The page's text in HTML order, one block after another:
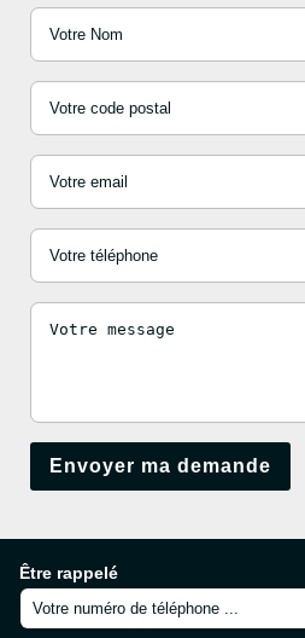
Être rappelé